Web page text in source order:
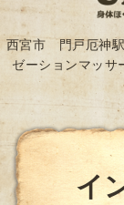
西宮市 門戸厄神駅
ゼーションマッサ
イ